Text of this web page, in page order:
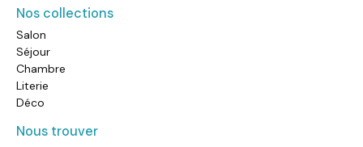
Nos collections
Salon
Séjour
Chambre
Literie
Déco
Nous trouver